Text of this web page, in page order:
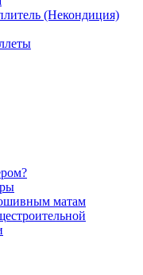
(Некондиция)
матам